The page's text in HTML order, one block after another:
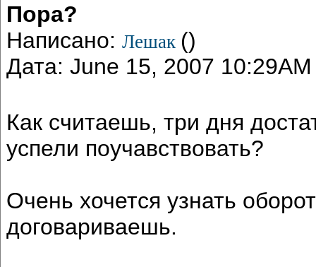
Пора?
Написано: Лешак ()
Дата: June 15, 2007 10:29AM
Как считаешь, три дня
успели поучавствовать?
Очень хочется узнать
договариваешь.